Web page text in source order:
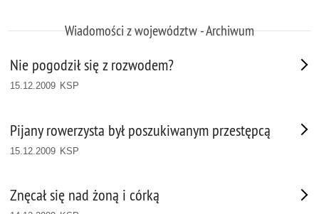
Wiadomości z województw - Archiwum
Nie pogodził się z rozwodem?
15.12.2009 KSP
Pijany rowerzysta był poszukiwanym przestępcą
15.12.2009 KSP
Znęcał się nad żoną i córką